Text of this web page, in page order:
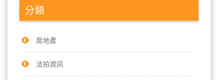
分類
房地產
法拍資訊